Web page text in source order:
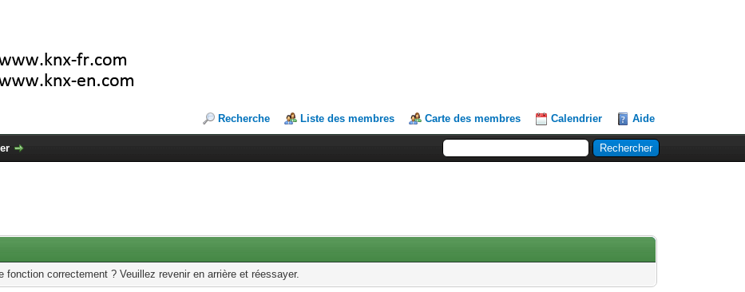
Recherche Liste des membres Carte des membres Calendrier Aide
fonction correctement ? Veuillez revenir en arrière et réessayer.